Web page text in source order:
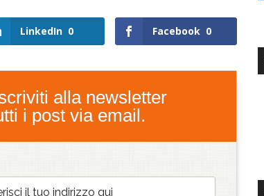
LinkedIn 0 Facebook 0
alla newsletter
i post via email.